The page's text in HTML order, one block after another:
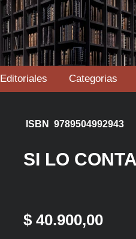
Editoriales Categorias
ISBN 9789504992943
SI LO
$ 40.900,00